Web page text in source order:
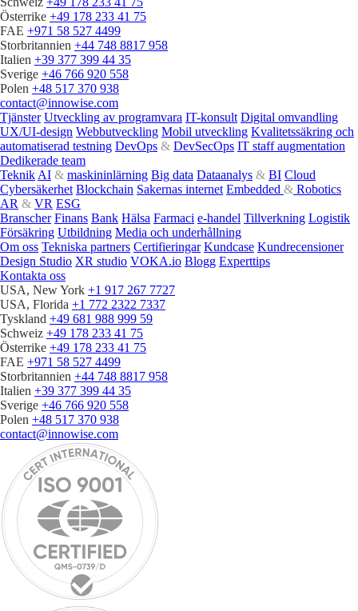
Österrike +49 178 233 41 75
FAE +971 58 527 4499
Storbritannien +44 748 8817 958
Italien +39 377 399 44 35
Sverige +46 766 920 558
Polen +48 517 370 938
contact@innowise.com
Tjänster Utveckling av programvara IT-konsult Digital omvandling
UX/UI-design Webbutveckling Mobil utveckling Kvalitetssäkring och
automatiserad testning DevOps & DevSecOps IT staff augmentation
Dedikerade team
Teknik AI & maskininlärning Big data Dataanalys & BI Cloud
Cybersäkerhet Blockchain Sakernas internet Embedded & Robotics
AR & VR ESG
Branscher Finans Bank Hälsa Farmaci e‑handel Tillverkning Logistik
Försäkring Utbildning Media och underhållning
Om oss Tekniska partners Certifieringar Kundcase Kundrecensioner
Design Studio XR studio VOKA.io Blogg Experttips
Kontakta oss
USA, New York +1 917 267 7727
USA, Florida +1 772 2322 7337
Tyskland +49 681 988 999 59
Schweiz +49 178 233 41 75
Österrike +49 178 233 41 75
FAE +971 58 527 4499
Storbritannien +44 748 8817 958
Italien +39 377 399 44 35
Sverige +46 766 920 558
Polen +48 517 370 938
contact@innowise.com